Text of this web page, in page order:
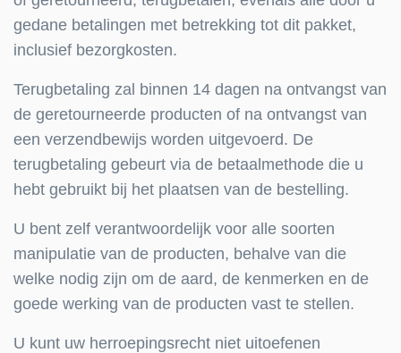
gedane betalingen met betrekking tot dit pakket,
inclusief bezorgkosten.
Terugbetaling zal binnen 14 dagen na ontvangst van
de geretourneerde producten of na ontvangst van
een verzendbewijs worden uitgevoerd. De
terugbetaling gebeurt via de betaalmethode die u
hebt gebruikt bij het plaatsen van de bestelling.
U bent zelf verantwoordelijk voor alle soorten
manipulatie van de producten, behalve van die
welke nodig zijn om de aard, de kenmerken en de
goede werking van de producten vast te stellen.
U kunt uw herroepingsrecht niet uitoefenen